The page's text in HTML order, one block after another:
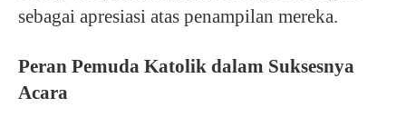
sebagai apresiasi atas penampilan mereka.
Peran Pemuda Katolik dalam Suksesnya
Acara